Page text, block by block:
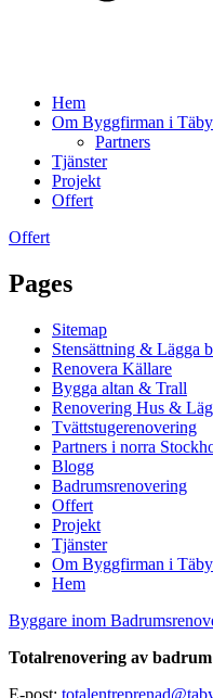
Hem
Om Byggfirman i Täby
Partners
Tjänster
Projekt
Offert
Offert
Pages
Sitemap
Stensättning & Lägga
Renovera Källare
Bygga altan & Trall
Renovering Hus &
Tvättstugerenovering
Partners i norra
Blogg
Badrumsrenovering
Offert
Projekt
Tjänster
Om Byggfirman i Täby
Hem
Byggare inom
Totalrenovering av
E-post: